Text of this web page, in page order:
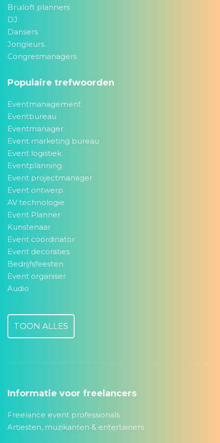
Bruiloft planners
DJ
Dansers
Jongleurs
Congresmanagers
Populaire trefwoorden
Eventmanagement
Eventbureau
Eventmanager
Event marketing bureau
Event logistiek
Eventplanning
Event projectmanager
Event ontwerp
AV technologie
Event Planner
Kunstenaar
Event coördinator
Event decoraties
Bedrijfsfeesten
Event organiser
Audio
TOON ALLES
Informatie voor freelancers
Freelance event professionals
Artiesten, muzikanten & entertainers